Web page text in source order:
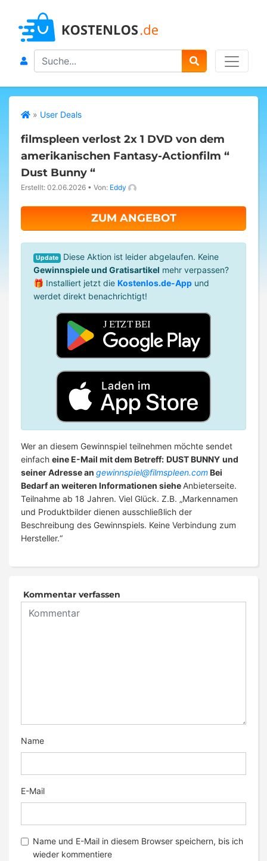
Search
» User Deals
filmspleen verlost 2x 1 DVD von dem
amerikanischen Fantasy-Actionfilm “
Dust Bunny “
Erstellt: 02.06.2026 • Von: Eddy
ZUM ANGEBOT
Update
Diese Aktion ist leider abgelaufen. Keine
Gewinnspiele und Gratisartikel mehr verpassen?
🎁 Installiert jetzt die Kostenlos.de-App und
werdet direkt benachrichtigt!
Wer an diesem Gewinnspiel teilnehmen möchte sendet
einfach eine E-Mail mit dem Betreff: DUST BUNNY und
seiner Adresse an gewinnspiel@filmspleen.comBei
Bedarf an weiteren Informationen siehe Anbieterseite.
Teilnahme ab 18 Jahren. Viel Glück. Z.B. „Markennamen
und Produktbilder dienen ausschließlich der
Beschreibung des Gewinnspiels. Keine Verbindung zum
Hersteller.“
Kommentar verfassen
Name
E-Mail
Name und E-Mail in diesem Browser speichern, bis ich
wieder kommentiere